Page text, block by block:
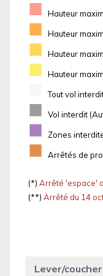
■ Hauteur
■ Hauteur
■ Hauteur
■ Hauteur
Tout vol
■ Vol interdit
■ Zones
■ Arrêtés de
(*) Arrêté 'espace'
(**) Arrêté du 14
Lever/